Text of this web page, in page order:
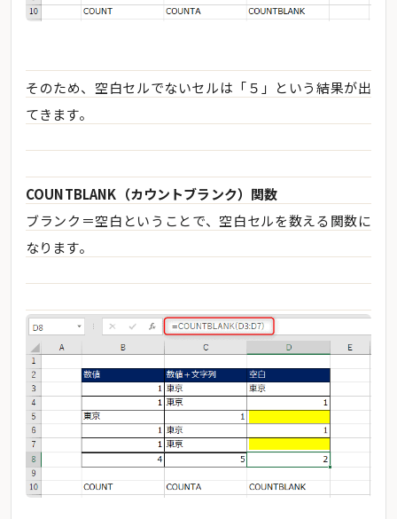
そのため、空白セルでないセルは「５」という結果が出
てきます。
COUNTBLANK（カウントブランク）関数
ブランク＝空白ということで、空白セルを数える関数に
なります。